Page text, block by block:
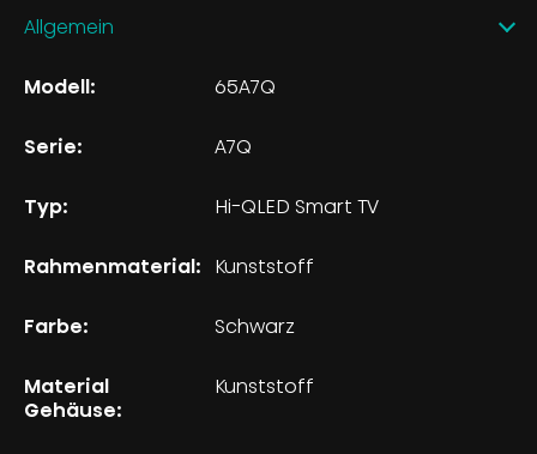
Allgemein
Modell: 65A7Q
Serie: A7Q
Typ: Hi-QLED Smart TV
Rahmenmaterial: Kunststoff
Farbe: Schwarz
Material
Gehäuse:
Kunststoff